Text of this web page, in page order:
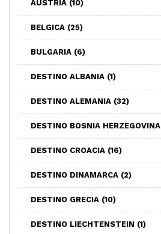
AUSTRIA (10)
BELGICA (25)
BULGARIA (6)
DESTINO ALBANIA (1)
DESTINO ALEMANIA (32)
DESTINO BOSNIA HERZEGOVINA
DESTINO CROACIA (16)
DESTINO DINAMARCA (2)
DESTINO GRECIA (10)
DESTINO LIECHTENSTEIN (1)